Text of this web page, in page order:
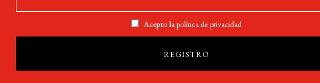
Acepto lapolítica de privacidad